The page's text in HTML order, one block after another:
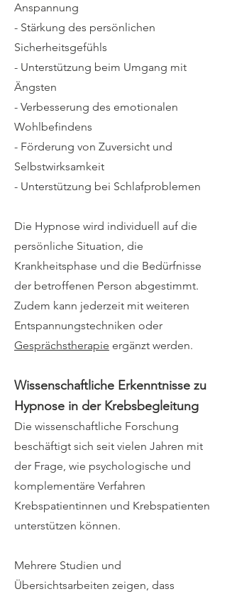
Anspannung
- Stärkung des persönlichen
Sicherheitsgefühls
- Unterstützung beim Umgang mit
Ängsten
- Verbesserung des emotionalen
Wohlbefindens
- Förderung von Zuversicht und
Selbstwirksamkeit
- Unterstützung bei Schlafproblemen
Die Hypnose wird individuell auf die
persönliche Situation, die
Krankheitsphase und die Bedürfnisse
der betroffenen Person abgestimmt.
Zudem kann jederzeit mit weiteren
Entspannungstechniken oder
Gesprächstherapie ergänzt werden.
Wissenschaftliche Erkenntnisse zu
Hypnose in der Krebsbegleitung
Die wissenschaftliche Forschung
beschäftigt sich seit vielen Jahren mit
der Frage, wie psychologische und
komplementäre Verfahren
Krebspatientinnen und Krebspatienten
unterstützen können.
Mehrere Studien und
Übersichtsarbeiten zeigen, dass